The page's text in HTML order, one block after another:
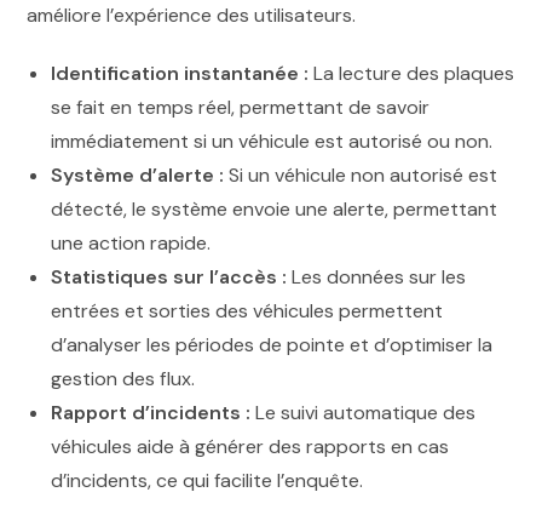
améliore l’expérience des utilisateurs.
Identification instantanée :La lecture des plaques
se fait en temps réel, permettant de savoir
immédiatement si un véhicule est autorisé ou non.
Système d’alerte :Si un véhicule non autorisé est
détecté, le système envoie une alerte, permettant
une action rapide.
Statistiques sur l’accès :Les données sur les
entrées et sorties des véhicules permettent
d’analyser les périodes de pointe et d’optimiser la
gestion des flux.
Rapport d’incidents :Le suivi automatique des
véhicules aide à générer des rapports en cas
d’incidents, ce qui facilite l’enquête.